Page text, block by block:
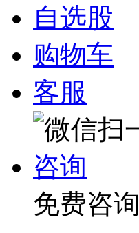
自选股
购物车
客服
咨询
免费咨询